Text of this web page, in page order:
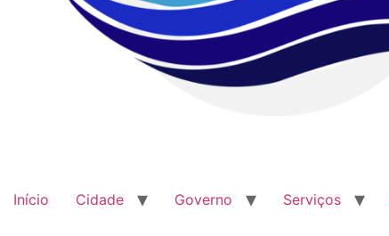
Início Cidade Governo Serviços